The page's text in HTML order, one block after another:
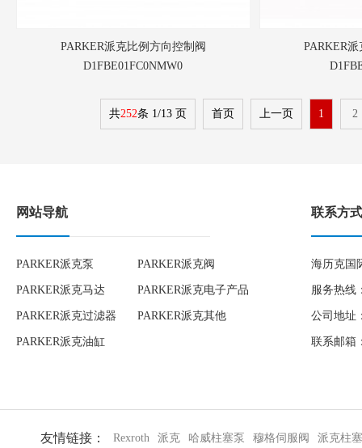
PARKER派克比例方向控制阀
D1FBE01FC0NMW0
PARKER
共252条 1/13 页 首页 上一页 1 2
网站导航
PARKER派克泵 PARKER派克阀
PARKER派克马达 PARKER派克电子产品
PARKER派克过滤器 PARKER派克其他
PARKER派克油缸
联系方式
海历克国
服务热线
公司地址
联系邮箱
友情链接： Rexroth 派克 哈威柱塞泵 穆格伺服阀 派克柱